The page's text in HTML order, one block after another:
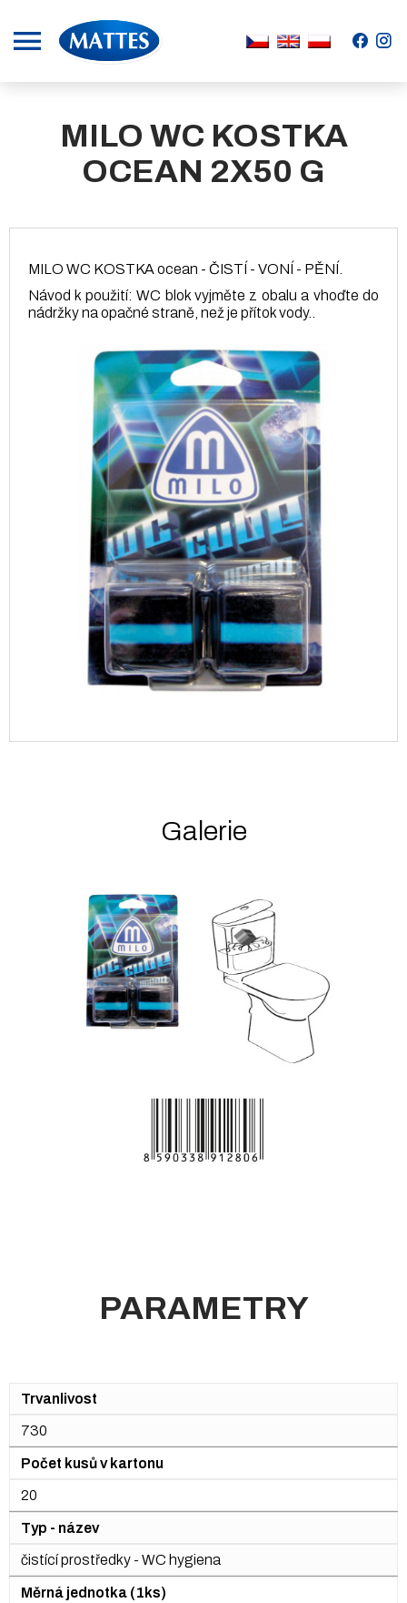
MILO WC KOSTKA
OCEAN 2X50 G
MILO WC KOSTKA ocean - ČISTÍ - VONÍ - PĚNÍ.
Návod k použití: WC blok vyjměte z obalu a vhoďte do
nádržky na opačné straně, než je přítok vody..
Galerie
PARAMETRY
Trvanlivost
730
Počet kusů v kartonu
20
Typ - název
čistící prostředky - WC hygiena
Měrná jednotka (1ks)